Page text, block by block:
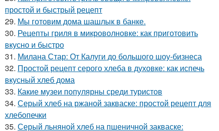
простой и быстрый рецепт
29. Мы готовим дома шашлык в банке.
30. Рецепты гриля в микроволновке: как приготовить
вкусно и быстро
31. Милана Стар: От Калуги до большого шоу-бизнеса
32. Простой рецепт серого хлеба в духовке: как испечь
вкусный хлеб дома
33. Какие музеи популярны среди туристов
34. Серый хлеб на ржаной закваске: простой рецепт для
хлебопечки
35. Серый льняной хлеб на пшеничной закваске: